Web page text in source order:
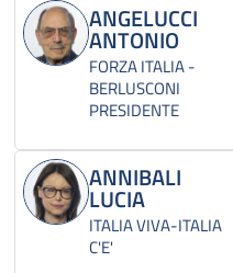
ANGELUCCI
ANTONIO
FORZA ITALIA -
BERLUSCONI
PRESIDENTE
ANNIBALI
LUCIA
ITALIA VIVA-ITALIA
C'E'